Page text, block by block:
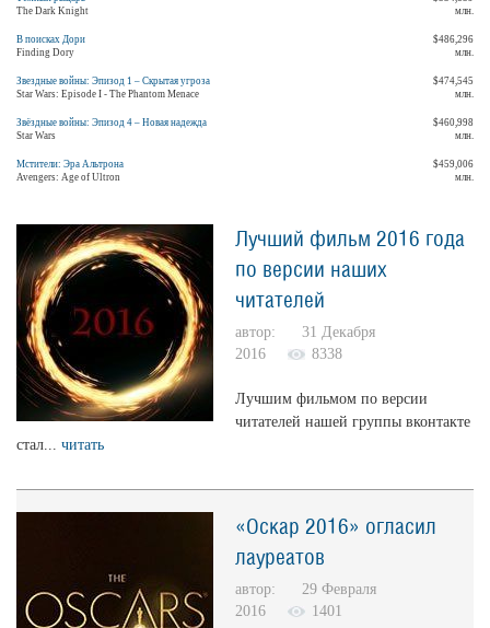
Лучший фильм 2016 года
по версии наших
читателей
автор: 31 Декабря
2016
8338
Лучшим фильмом по версии
читателей нашей группы вконтакте
стал... читать
«Оскар 2016» огласил
лауреатов
автор: 29 Февраля
2016
1401
The Dark Knight
млн.
В поисках Дори
Finding Dory
$486,296
млн.
Звездные войны: Эпизод 1 – Скрытая угроза
Star Wars: Episode I - The Phantom Menace
$474,545
млн.
Звёздные войны: Эпизод 4 – Новая надежда
Star Wars
$460,998
млн.
Мстители: Эра Альтрона
Avengers: Age of Ultron
$459,006
млн.